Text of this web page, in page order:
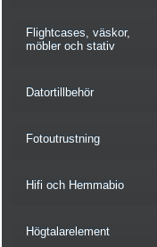
Flightcases, väskor,
möbler och stativ
Datortillbehör
Fotoutrustning
Hifi och Hemmabio
Högtalarelement